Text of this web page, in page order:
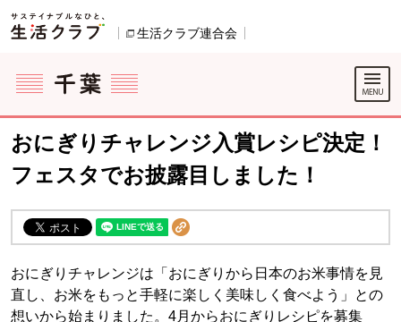
ページの先頭です。
生活クラブ連合会
ここからサイト内共通メニューです。
サイト内共通メニューをスキップする
おにぎりチャレンジ入賞レシピ決定！
フェスタでお披露目しました！
おにぎりチャレンジは「おにぎりから日本のお米事情を見
直し、お米をもっと手軽に楽しく美味しく食べよう」との
想いから始まりました。4月からおにぎりレシピを募集